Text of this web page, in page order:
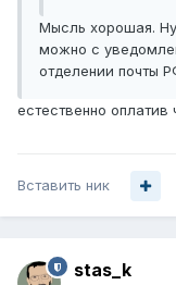
Мысль хорошая.
можно с
отделении почты
естественно
Вставить ник
stas_k